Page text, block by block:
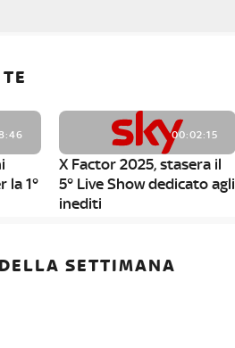
la 1°
00:02:15
X Factor 2025, stasera il
5° Live Show dedicato agli
inediti
SETTIMANA